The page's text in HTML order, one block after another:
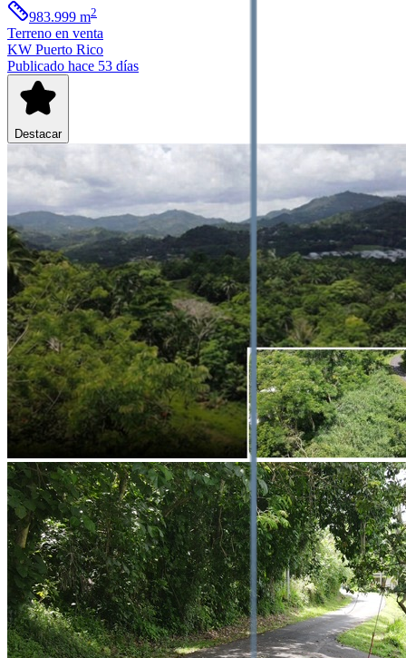
983.999 m2
Terreno en venta
KW Puerto Rico
Publicado hace 53 días
Destacar